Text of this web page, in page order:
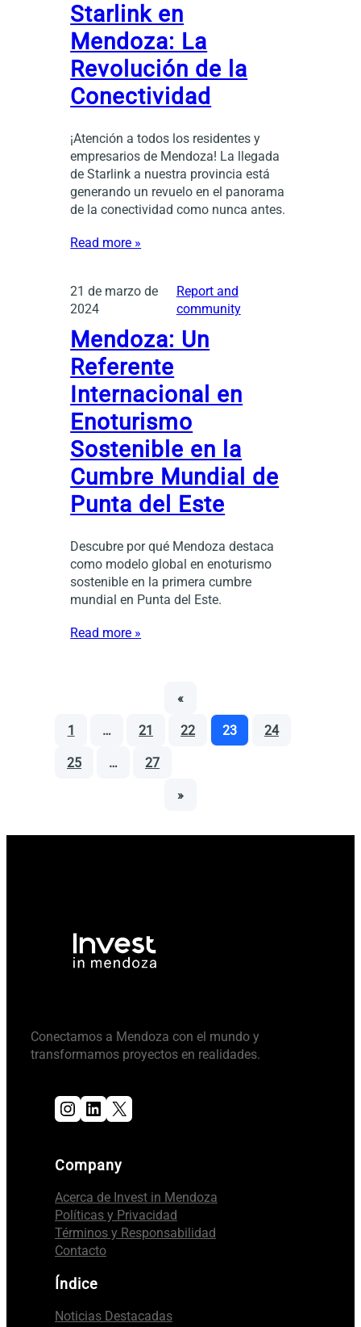
Starlink en
Mendoza: La
Revolución de la
Conectividad
¡Atención a todos los residentes y
empresarios de Mendoza! La llegada
de Starlink a nuestra provincia está
generando un revuelo en el panorama
de la conectividad como nunca antes.
Read more »
21 de marzo de
2024
Report and
community
Mendoza: Un
Referente
Internacional en
Enoturismo
Sostenible en la
Cumbre Mundial de
Punta del Este
Descubre por qué Mendoza destaca
como modelo global en enoturismo
sostenible en la primera cumbre
mundial en Punta del Este.
Read more »
«
1 … 21 22 23 24
25 … 27
»
Conectamos a Mendoza con el mundo y
transformamos proyectos en realidades.
Instagram LinkedIn X
Company
Acerca de Invest in Mendoza
Políticas y Privacidad
Términos y Responsabilidad
Contacto
Índice
Noticias Destacadas